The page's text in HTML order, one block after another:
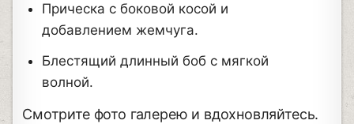
Прическа с боковой косой и
добавлением жемчуга.
Блестящий длинный боб с мягкой
волной.
Смотрите фото галерею и вдохновляйтесь.